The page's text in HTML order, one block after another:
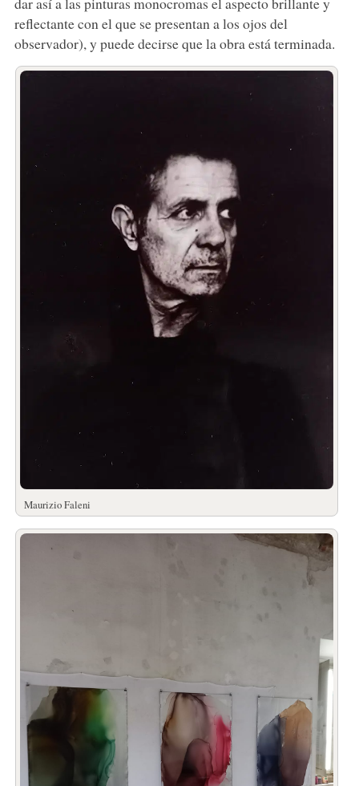
reflectante con el que se presentan a los ojos del
observador), y puede decirse que la obra está terminada.
Maurizio Faleni